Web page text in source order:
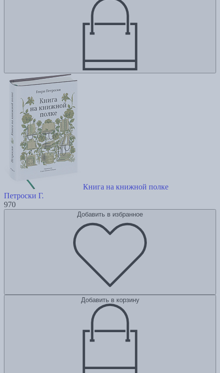
Книга на книжной полке
Петроски Г.
970
Добавить в избранное
Добавить в корзину